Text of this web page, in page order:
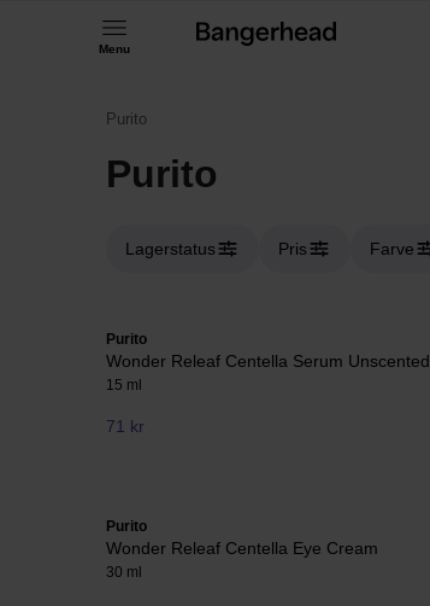
Menu
Purito
Purito
Lagerstatus Pris Farve
Purito
Wonder Releaf Centella Serum Unscented
15 ml
71 kr
Purito
Wonder Releaf Centella Eye Cream
30 ml